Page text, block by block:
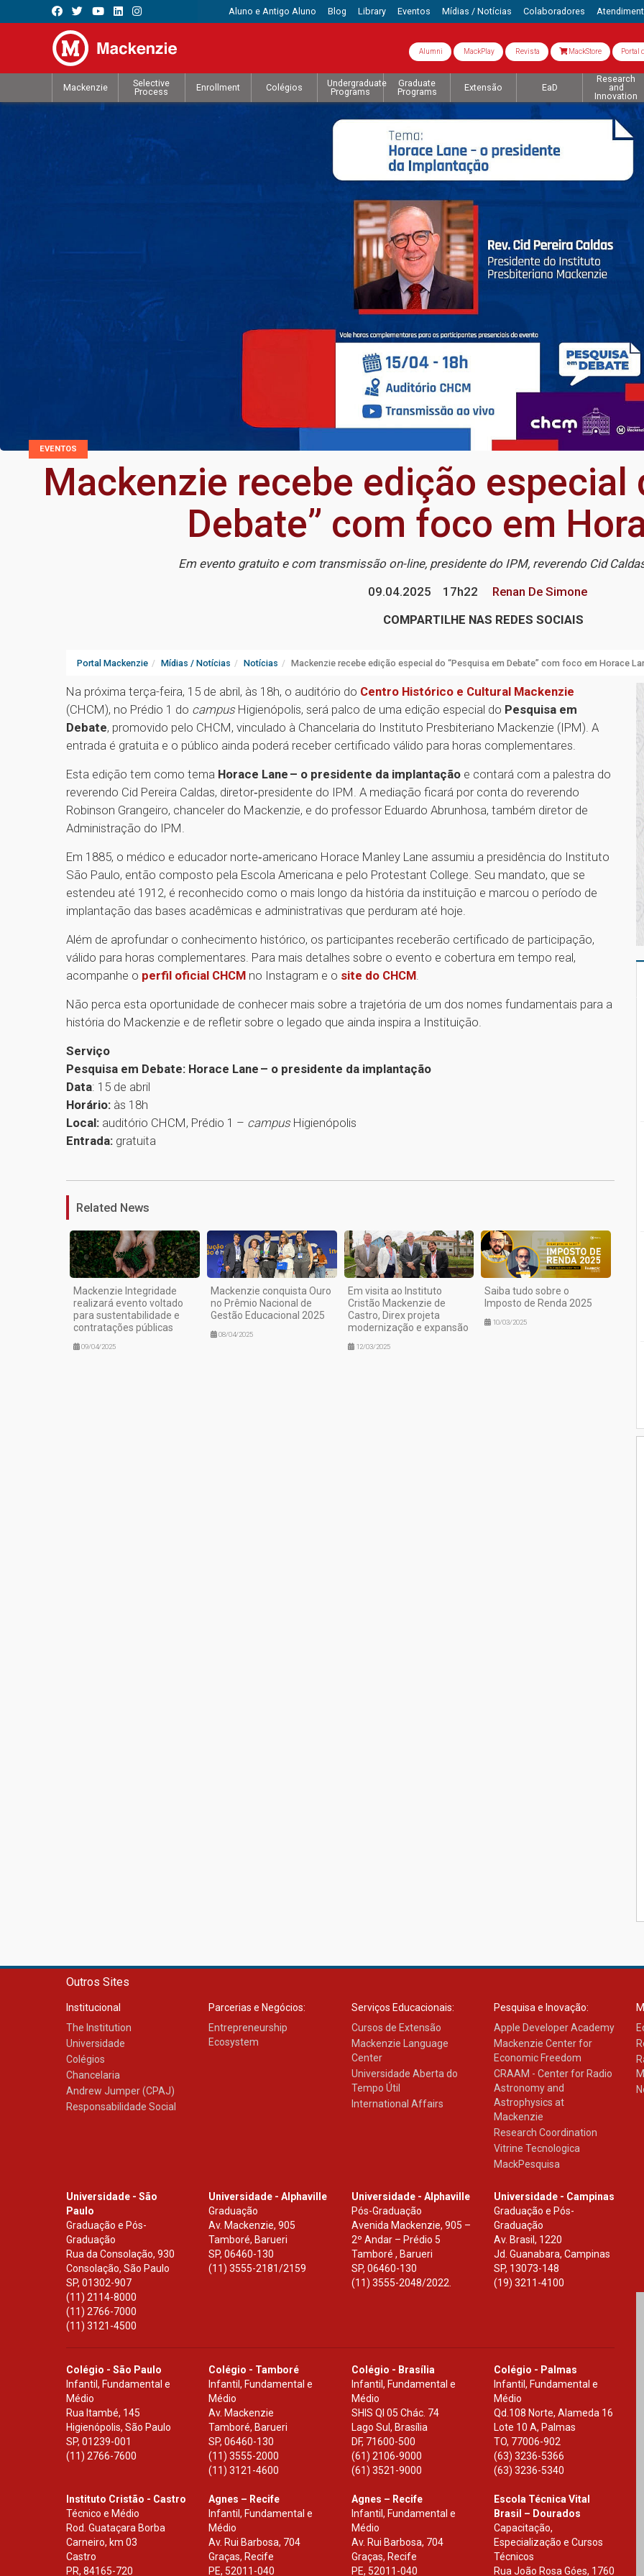
Aluno e Antigo Aluno Blog Library Eventos Mídias / Notícias Colaboradores
Alumni MackPlay Revista MackStore Portal
Mackenzie
Selective
Process
Enrollment Colégios
Undergraduate
Programs
Graduate
Programs
Extensão EaD
Research
and
Innovation
EVENTOS
Mackenzie recebe edição especial
Debate” com foco em
Em evento gratuito e com transmissão on-line, presidente do IPM, reverendo Cid
09.04.2025
17h22
Renan De Simone
COMPARTILHE NAS REDES SOCIAIS
Portal Mackenzie Mídias / Notícias Notícias Mackenzie recebe edição especial do “Pesquisa em Debate” com foco em Horace
Na próxima terça-feira, 15 de abril, às 18h, o auditório do Centro Histórico e Cultural Mackenzie
(CHCM), no Prédio 1 do campus Higienópolis, será palco de uma edição especial do Pesquisa em
Debate, promovido pelo CHCM, vinculado à Chancelaria do Instituto Presbiteriano Mackenzie (IPM). A
entrada é gratuita e o público ainda poderá receber certificado válido para horas complementares.
Esta edição tem como tema Horace Lane – o presidente da implantação e contará com a palestra do
reverendo Cid Pereira Caldas, diretor‑presidente do IPM. A mediação ficará por conta do reverendo
Robinson Grangeiro, chanceler do Mackenzie, e do professor Eduardo Abrunhosa, também diretor de
Administração do IPM.
Em 1885, o médico e educador norte‑americano Horace Manley Lane assumiu a presidência do Instituto
São Paulo, então composto pela Escola Americana e pelo Protestant College. Seu mandato, que se
estendeu até 1912, é reconhecido como o mais longo da história da instituição e marcou o período de
implantação das bases acadêmicas e administrativas que perduram até hoje.
Além de aprofundar o conhecimento histórico, os participantes receberão certificado de participação,
válido para horas complementares. Para mais detalhes sobre o evento e cobertura em tempo real,
acompanhe o perfil oficial CHCM no Instagram e o site do CHCM.
Não perca esta oportunidade de conhecer mais sobre a trajetória de um dos nomes fundamentais para a
história do Mackenzie e de refletir sobre o legado que ainda inspira a Instituição.
Serviço
Pesquisa em Debate: Horace Lane – o presidente da implantação
Data: 15 de abril
Horário: às 18h
Local: auditório CHCM, Prédio 1 – campus Higienópolis
Entrada: gratuita
Related News
Mackenzie Integridade
realizará evento voltado
para sustentabilidade e
contratações públicas
09/04/2025
Mackenzie conquista Ouro
no Prêmio Nacional de
Gestão Educacional 2025
08/04/2025
Em visita ao Instituto
Cristão Mackenzie de
Castro, Direx projeta
modernização e expansão
12/03/2025
Saiba tudo sobre o
Imposto de Renda 2025
10/03/2025
Outros Sites
Institucional
The Institution
Universidade
Colégios
Chancelaria
Andrew Jumper (CPAJ)
Responsabilidade Social
Parcerias e Negócios:
Entrepreneurship
Ecosystem
Serviços Educacionais:
Cursos de Extensão
Mackenzie Language
Center
Universidade Aberta do
Tempo Útil
International Affairs
Pesquisa e Inovação:
Apple Developer Academy
Mackenzie Center for
Economic Freedom
CRAAM - Center for Radio
Astronomy and
Astrophysics at
Mackenzie
Research Coordination
Vitrine Tecnologica
MackPesquisa
Universidade - São
Paulo
Graduação e Pós-
Graduação
Rua da Consolação, 930
Consolação, São Paulo
SP, 01302-907
(11) 2114-8000
(11) 2766-7000
(11) 3121-4500
Universidade - Alphaville
Graduação
Av. Mackenzie, 905
Tamboré, Barueri
SP,06460-130
(11) 3555-2181/2159
Universidade - Alphaville
Pós-Graduação
Avenida Mackenzie, 905 –
2º Andar – Prédio 5
Tamboré , Barueri
SP, 06460-130
(11) 3555-2048/2022.
Universidade - Campinas
Graduação e Pós-
Graduação
Av. Brasil, 1220
Jd. Guanabara, Campinas
SP, 13073-148
(19) 3211-4100
Colégio - São Paulo
Infantil, Fundamental e
Médio
Rua Itambé, 145
Higienópolis, São Paulo
SP, 01239-001
(11) 2766-7600
Colégio - Tamboré
Infantil, Fundamental e
Médio
Av. Mackenzie
Tamboré, Barueri
SP,06460-130
(11) 3555-2000
(11) 3121-4600
Colégio - Brasília
Infantil, Fundamental e
Médio
SHIS Ql 05 Chác. 74
Lago Sul, Brasília
DF, 71600-500
(61) 2106-9000
(61) 3521-9000
Colégio - Palmas
Infantil, Fundamental e
Médio
Qd.108 Norte, Alameda 16
Lote 10 A, Palmas
TO, 77006-902
(63) 3236-5366
(63) 3236-5340
Instituto Cristão - Castro
Técnico e Médio
Rod. Guataçara Borba
Carneiro, km 03
Castro
PR, 84165-720
Agnes – Recife
Infantil, Fundamental e
Médio
Av. Rui Barbosa, 704
Graças, Recife
PE, 52011-040
Agnes – Recife
Infantil, Fundamental e
Médio
Av. Rui Barbosa, 704
Graças, Recife
PE, 52011-040
Escola Técnica Vital
Brasil – Dourados
Capacitação,
Especialização e Cursos
Técnicos
Rua João Rosa Góes, 1760